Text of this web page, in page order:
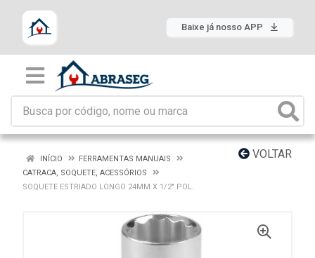
Baixe já nosso APP
VOLTAR
INÍCIO
FERRAMENTAS MANUAIS
CATRACA, SOQUETE, ACESSÓRIOS
SOQUETE ESTRIADO LONGO 24MM X 1/2" POL.